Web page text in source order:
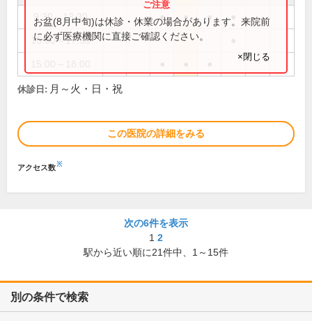
9:30～13:30 ● ● ●
15:00～17:30
お盆(8月中旬)は休診・休業の場合があります。来院前
に必ず医療機関に直接ご確認ください。
×閉じる
休診日: 月～火・日・祝
この医院の詳細をみる
アクセス数※
次の6件を表示
1 2
駅から近い順に21件中、 1～15件
別の条件で検索